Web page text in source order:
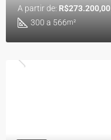
300 a 566m²
A partir de: R$273.200,00